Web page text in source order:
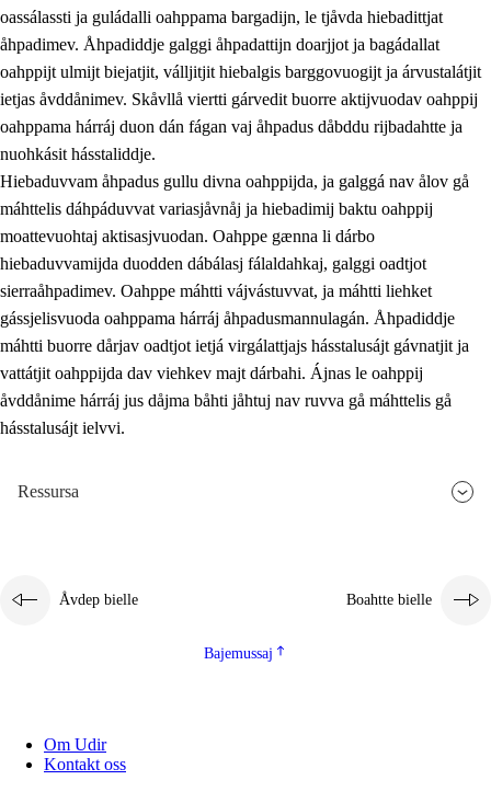
oassálassti ja guládalli oahppama bargadijn, le tjåvda hiebadittjat
åhpadimev. Åhpadiddje galggi åhpadattijn doarjjot ja bagádallat
oahppijt ulmijt biejatjit, válljitjit hiebalgis barggovuogijt ja árvustalátjit
ietjas åvddånimev. Skåvllå viertti gárvedit buorre aktijvuodav oahppij
oahppama hárráj duon dán fágan vaj åhpadus dåbddu rijbadahtte ja
nuohkásit hásstaliddje.
Hiebaduvvam åhpadus gullu divna oahppijda, ja galggá nav ålov gå
máhttelis dáhpáduvvat variasjåvnåj ja hiebadimij baktu oahppij
moattevuohtaj aktisasjvuodan. Oahppe gænna li dárbo
hiebaduvvamijda duodden dábálasj fálaldahkaj, galggi oadtjot
sierraåhpadimev. Oahppe máhtti vájvástuvvat, ja máhtti liehket
gássjelisvuoda oahppama hárráj åhpadusmannulagán. Åhpadiddje
máhtti buorre dårjav oadtjot ietjá virgálattjajs hásstalusájt gávnatjit ja
vattátjit oahppijda dav viehkev majt dárbahi. Ájnas le oahppij
åvddånime hárráj jus dåjma båhti jåhtuj nav ruvva gå máhttelis gå
hásstalusájt ielvvi.
Ressursa
Åvdep bielle Boahtte bielle
Bajemussaj
Om Udir
Kontakt oss